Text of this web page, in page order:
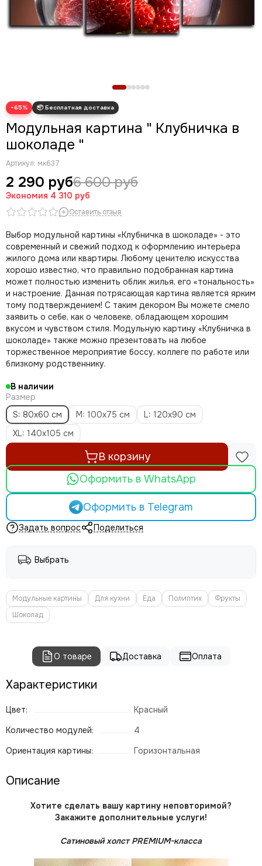
Новогодние картины
Для кухни
−65%
Модульная картина " Клубничка в
шоколаде "
Артикул: мк637
2 290 руб6 600 руб
Экономия 4 310 руб
Оставить отзыв
Выбор модульной картины «Клубничка в шоколаде» - это
современный и свежий подход к оформлению интерьера
жилого дома или квартиры. Любому ценителю искусства
хорошо известно, что правильно подобранная картина
может полностью изменить облик жилья, его «тональность»
и настроение. Данная потрясающая картина является ярким
тому подтверждением! С таким декором Вы можете смело
заявить о себе, как о человеке, обладающем хорошим
вкусом и чувством стиля. Модульную картину «Клубничка в
шоколаде» также можно презентовать на любое
торжественное мероприятие боссу, коллеге по работе или
близкому родственнику.
В наличии
Размер
S: 80x60 см
M: 100х75 см
L: 120х90 см
XL: 140х105 см
В корзину
Оформить в WhatsApp
Оформить в Telegram
Задать вопрос Поделиться
Выбрать
Модульные картины Для кухни Еда Полиптих
Фрукты
Шоколад
О товаре Доставка Оплата
Характеристики
Цвет:
Красный
Количество модулей:
4
Ориентация картины:
Горизонтальная
Описание
Хотите сделать вашу картину неповторимой?
Закажите дополнительные услуги!
Сатиновый холст PREMIUM-класса